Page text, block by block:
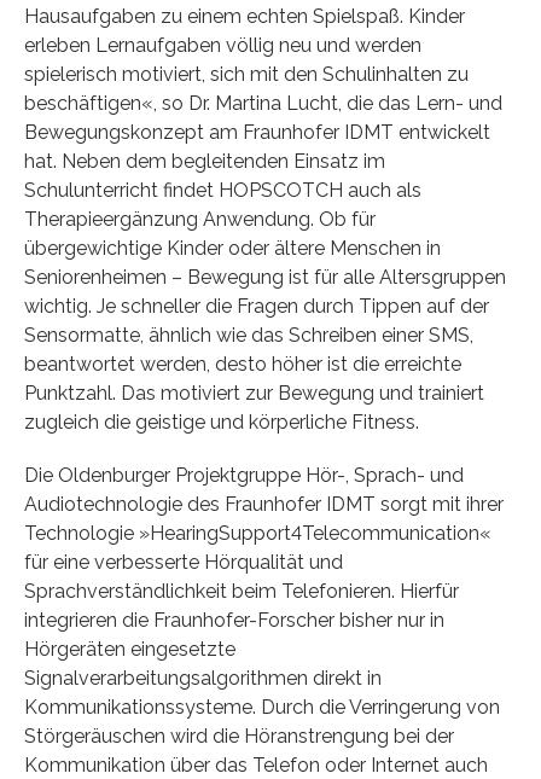
Hausaufgaben zu einem echten Spielspaß. Kinder
erleben Lernaufgaben völlig neu und werden
spielerisch motiviert, sich mit den Schulinhalten zu
beschäftigen«, so Dr. Martina Lucht, die das Lern- und
Bewegungskonzept am Fraunhofer IDMT entwickelt
hat. Neben dem begleitenden Einsatz im
Schulunterricht findet HOPSCOTCH auch als
Therapieergänzung Anwendung. Ob für
übergewichtige Kinder oder ältere Menschen in
Seniorenheimen – Bewegung ist für alle Altersgruppen
wichtig. Je schneller die Fragen durch Tippen auf der
Sensormatte, ähnlich wie das Schreiben einer SMS,
beantwortet werden, desto höher ist die erreichte
Punktzahl. Das motiviert zur Bewegung und trainiert
zugleich die geistige und körperliche Fitness.
Die Oldenburger Projektgruppe Hör-, Sprach- und
Audiotechnologie des Fraunhofer IDMT sorgt mit ihrer
Technologie »HearingSupport4Telecommunication«
für eine verbesserte Hörqualität und
Sprachverständlichkeit beim Telefonieren. Hierfür
integrieren die Fraunhofer-Forscher bisher nur in
Hörgeräten eingesetzte
Signalverarbeitungsalgorithmen direkt in
Kommunikationssysteme. Durch die Verringerung von
Störgeräuschen wird die Höranstrengung bei der
Kommunikation über das Telefon oder Internet auch